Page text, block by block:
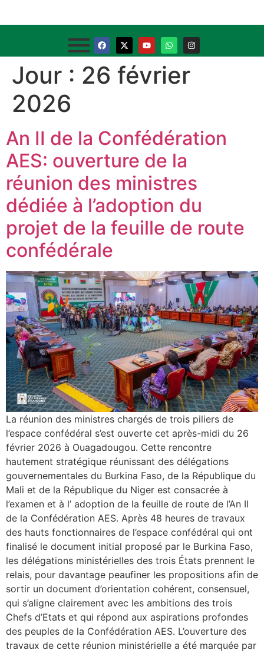
Jour : 26 février
2026
An II de la Confédération
AES: ouverture de la
réunion des ministres
dédiée à l’adoption du
projet de la feuille de route
confédérale
La réunion des ministres chargés de trois piliers de
l’espace confédéral s’est ouverte cet après-midi du 26
février 2026 à Ouagadougou. Cette rencontre
hautement stratégique réunissant des délégations
gouvernementales du Burkina Faso, de la République du
Mali et de la République du Niger est consacrée à
l’examen et à l’ adoption de la feuille de route de l’An II
de la Confédération AES. Après 48 heures de travaux
des hauts fonctionnaires de l’espace confédéral qui ont
finalisé le document initial proposé par le Burkina Faso,
les délégations ministérielles des trois États prennent le
relais, pour davantage peaufiner les propositions afin de
sortir un document d’orientation cohérent, consensuel,
qui s’aligne clairement avec les ambitions des trois
Chefs d’Etats et qui répond aux aspirations profondes
des peuples de la Confédération AES. L’ouverture des
travaux de cette réunion ministérielle a été marquée par